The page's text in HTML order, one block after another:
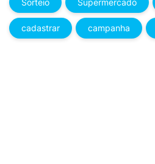
Sorteio Supermercado
cadastrar campanha